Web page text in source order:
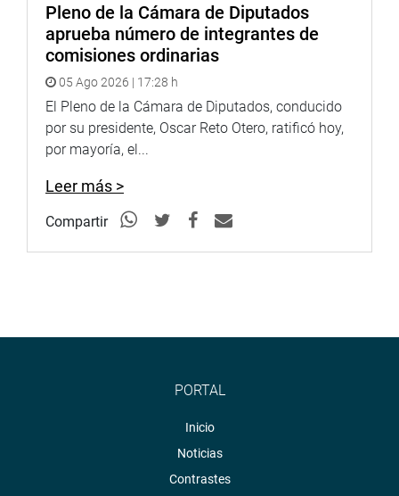
Pleno de la Cámara de Diputados
aprueba número de integrantes de
comisiones ordinarias
05 Ago 2026 | 17:28 h
El Pleno de la Cámara de Diputados, conducido
por su presidente, Oscar Reto Otero, ratificó hoy,
por mayoría, el...
Leer más >
Compartir
PORTAL
Inicio
Noticias
Contrastes